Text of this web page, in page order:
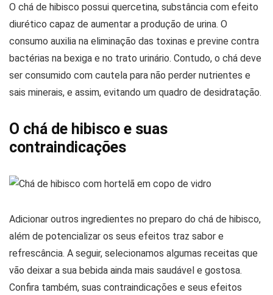
O chá de hibisco possui quercetina, substância com efeito
diurético capaz de aumentar a produção de urina. O
consumo auxilia na eliminação das toxinas e previne contra
bactérias na bexiga e no trato urinário. Contudo, o chá deve
ser consumido com cautela para não perder nutrientes e
sais minerais, e assim, evitando um quadro de desidratação.
O chá de hibisco e suas
contraindicações
Adicionar outros ingredientes no preparo do chá de hibisco,
além de potencializar os seus efeitos traz sabor e
refrescância. A seguir, selecionamos algumas receitas que
vão deixar a sua bebida ainda mais saudável e gostosa.
Confira também, suas contraindicações e seus efeitos